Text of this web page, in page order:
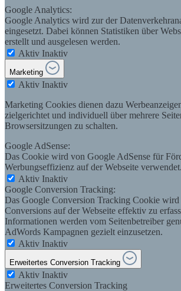
Google Analytics:
Google Analytics wird zur der
eingesetzt. Dabei können Statistiken über
erstellt und ausgelesen werden.
Aktiv Inaktiv
Marketing
Aktiv Inaktiv
Marketing Cookies dienen dazu
zielgerichtet und individuell über mehrere
Browsersitzungen zu schalten.
Google AdSense:
Das Cookie wird von Google AdSense für
Werbungseffizienz auf der Webseite verwendet.
Aktiv Inaktiv
Google Conversion Tracking:
Das Google Conversion Tracking Cookie wird
Conversions auf der Webseite effektiv zu
Informationen werden vom Seitenbetreiber
AdWords Kampagnen gezielt einzusetzen.
Aktiv Inaktiv
Erweitertes Conversion Tracking
Aktiv Inaktiv
Erweitertes Conversion Tracking